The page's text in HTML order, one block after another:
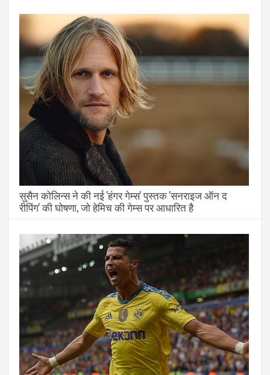
सुसैन कोलिन्स ने की नई 'हंगर गेम्स' पुस्तक 'सनराइज ऑन द
रीपिंग' की घोषणा, जो हेमिच की गेम्स पर आधारित है